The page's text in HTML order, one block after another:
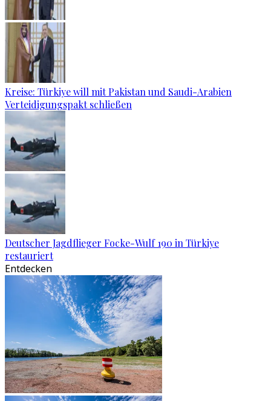
Kreise: Türkiye will mit Pakistan und Saudi-Arabien
Verteidigungspakt schließen
Deutscher Jagdflieger Focke-Wulf 190 in Türkiye
restauriert
Entdecken